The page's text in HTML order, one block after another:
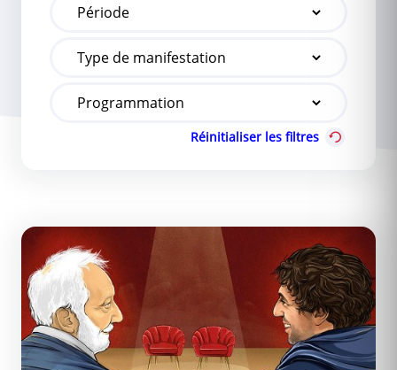
Réinitialiser les filtres
L’Expérience Théâtrale